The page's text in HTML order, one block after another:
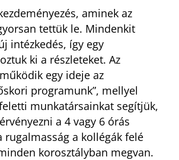
aminek az
tettük le. Mindenkit
intézkedés, így egy
ki a részleteket. Az
egy ideje az
programunk”, mellyel
munkatársainkat segítjük,
a 4 vagy 6 órás
rugalmasság a kollégák felé
korosztályban megvan.